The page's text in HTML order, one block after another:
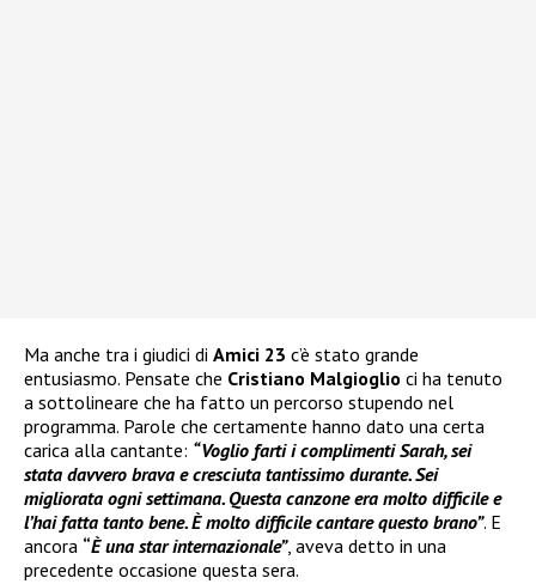
Ma anche tra i giudici di Amici 23 c’è stato grande
entusiasmo. Pensate che Cristiano Malgioglio ci ha tenuto
a sottolineare che ha fatto un percorso stupendo nel
programma. Parole che certamente hanno dato una certa
carica alla cantante: “Voglio farti i complimenti Sarah, sei
stata davvero brava e cresciuta tantissimo durante. Sei
migliorata ogni settimana. Questa canzone era molto difficile e
l’hai fatta tanto bene. È molto difficile cantare questo brano”. E
ancora “È una star internazionale”, aveva detto in una
precedente occasione questa sera.